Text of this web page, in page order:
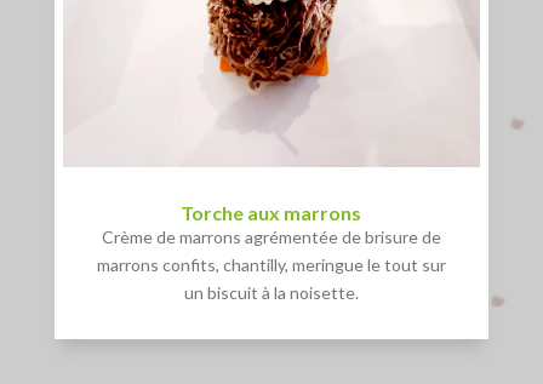
Torche aux marrons
Crème de marrons agrémentée de brisure de
marrons confits, chantilly, meringue le tout sur
un biscuit à la noisette.